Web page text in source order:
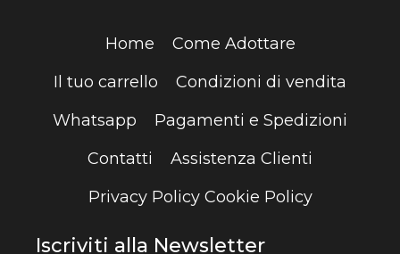
Home
Come Adottare
Il tuo carrello
Condizioni di vendita
Whatsapp
Pagamenti e Spedizioni
Contatti
Assistenza Clienti
Privacy Policy Cookie Policy
Iscriviti alla Newsletter